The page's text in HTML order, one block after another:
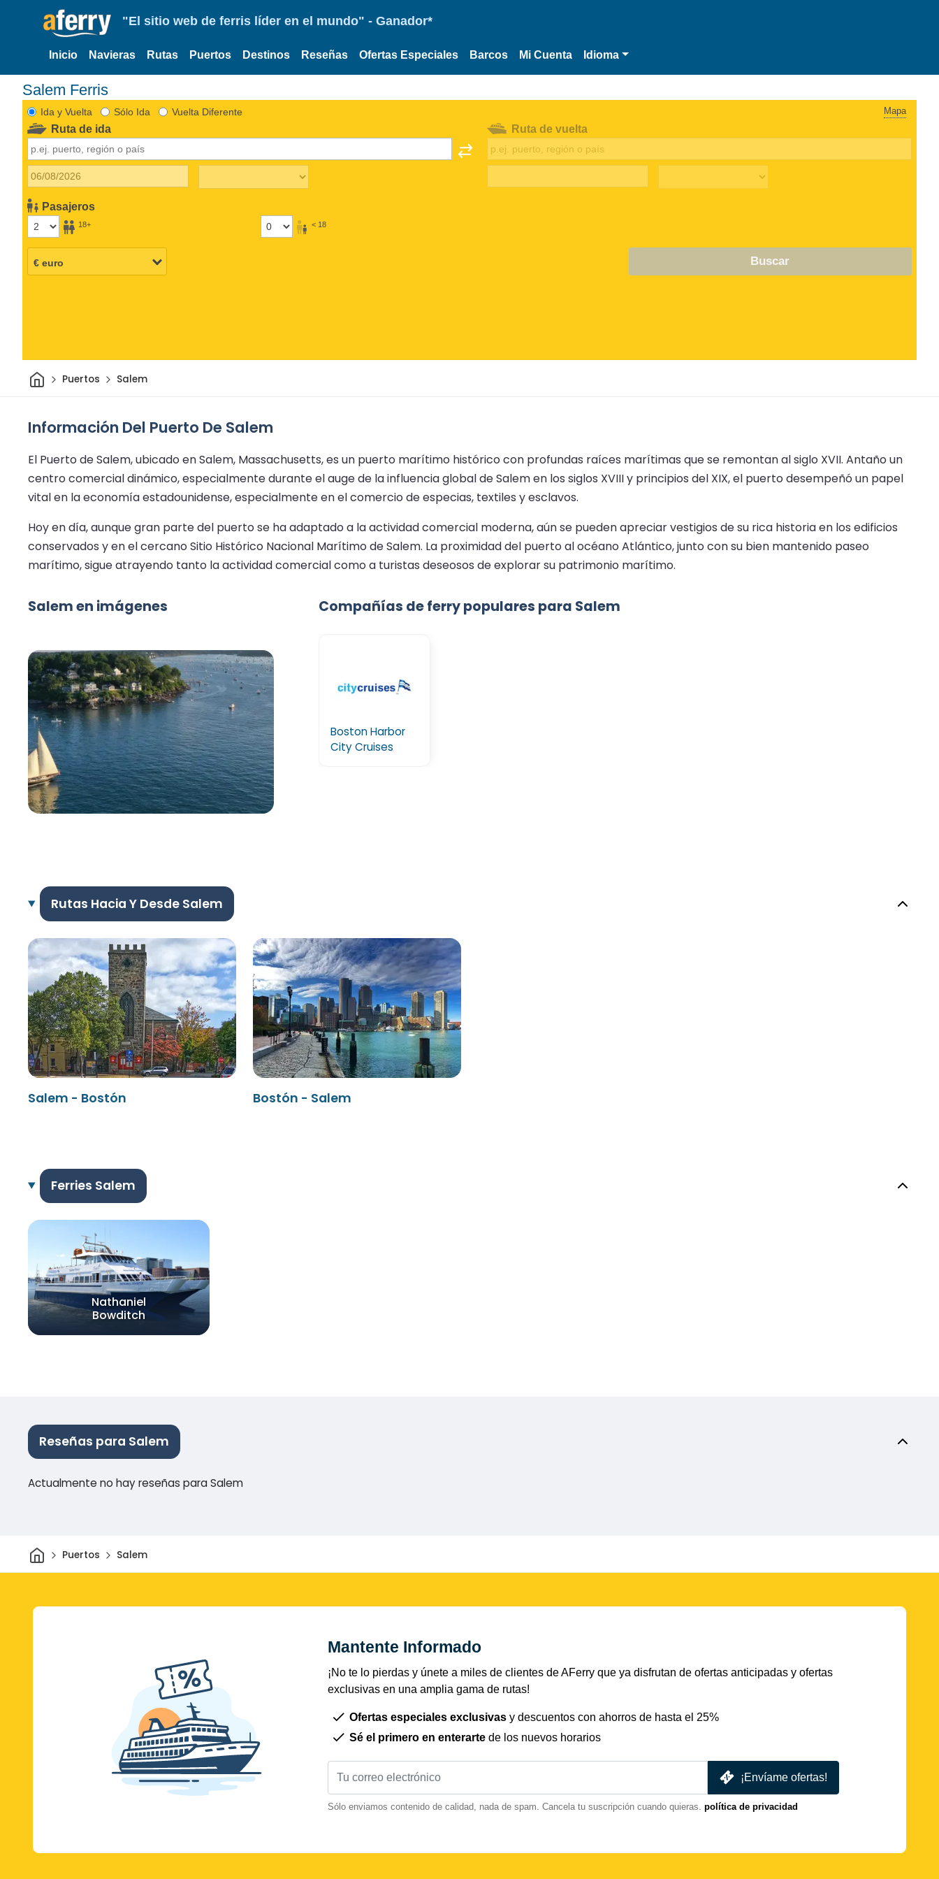
"El sitio web de ferris líder en el mundo" - Ganador*
Inicio Navieras Rutas Puertos Destinos Reseñas Ofertas Especiales Barcos Mi Cuenta Idioma
Salem Ferris
Ida y Vuelta Sólo Ida Vuelta Diferente Mapa
Ruta de ida
Pasajeros
18+ < 18
Ruta de vuelta
Buscar
InicioPuertos Salem
Información Del Puerto De Salem
El Puerto de Salem, ubicado en Salem, Massachusetts, es un puerto marítimo histórico con profundas raíces marítimas que se remontan al siglo XVII. Antaño un
centro comercial dinámico, especialmente durante el auge de la influencia global de Salem en los siglos XVIII y principios del XIX, el puerto desempeñó un papel
vital en la economía estadounidense, especialmente en el comercio de especias, textiles y esclavos.
Hoy en día, aunque gran parte del puerto se ha adaptado a la actividad comercial moderna, aún se pueden apreciar vestigios de su rica historia en los edificios
conservados y en el cercano Sitio Histórico Nacional Marítimo de Salem. La proximidad del puerto al océano Atlántico, junto con su bien mantenido paseo
marítimo, sigue atrayendo tanto la actividad comercial como a turistas deseosos de explorar su patrimonio marítimo.
Salem en imágenes Compañías de ferry populares para Salem
Boston Harbor
City Cruises
Rutas Hacia Y Desde Salem
Salem - Bostón Bostón - Salem
Ferries Salem
Nathaniel
Bowditch
Reseñas para Salem
Actualmente no hay reseñas para Salem
InicioPuertos Salem
Mantente Informado
¡No te lo pierdas y únete a miles de clientes de AFerry que ya disfrutan de ofertas anticipadas y ofertas
exclusivas en una amplia gama de rutas!
Ofertas especiales exclusivas y descuentos con ahorros de hasta el 25%
Sé el primero en enterarte de los nuevos horarios
¡Envíame ofertas!
Sólo enviamos contenido de calidad, nada de spam. Cancela tu suscripción cuando quieras. política de privacidad